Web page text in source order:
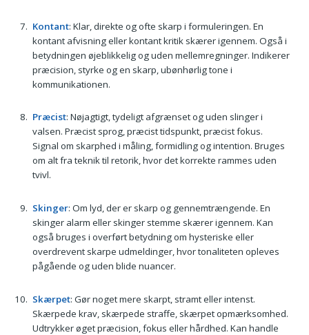
Kontant: Klar, direkte og ofte skarp i formuleringen. En
kontant afvisning eller kontant kritik skærer igennem. Også i
betydningen øjeblikkelig og uden mellemregninger. Indikerer
præcision, styrke og en skarp, ubønhørlig tone i
kommunikationen.
Præcist: Nøjagtigt, tydeligt afgrænset og uden slinger i
valsen. Præcist sprog, præcist tidspunkt, præcist fokus.
Signal om skarphed i måling, formidling og intention. Bruges
om alt fra teknik til retorik, hvor det korrekte rammes uden
tvivl.
Skinger: Om lyd, der er skarp og gennemtrængende. En
skinger alarm eller skinger stemme skærer igennem. Kan
også bruges i overført betydning om hysteriske eller
overdrevent skarpe udmeldinger, hvor tonaliteten opleves
pågående og uden blide nuancer.
Skærpet: Gør noget mere skarpt, stramt eller intenst.
Skærpede krav, skærpede straffe, skærpet opmærksomhed.
Udtrykker øget præcision, fokus eller hårdhed. Kan handle